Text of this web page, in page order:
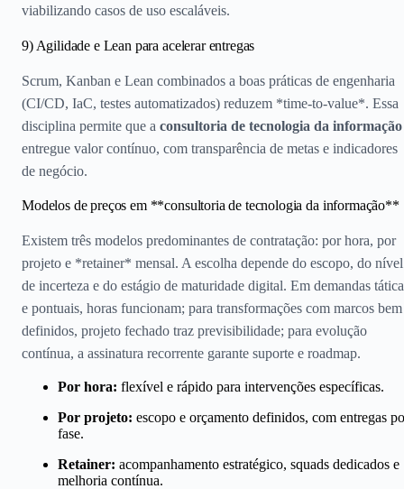
viabilizando casos de uso escaláveis.
9) Agilidade e Lean para acelerar entregas
Scrum, Kanban e Lean combinados a boas práticas de engenharia
(CI/CD, IaC, testes automatizados) reduzem *time-to-value*. Essa
disciplina permite que a consultoria de tecnologia da informação
entregue valor contínuo, com transparência de metas e indicadores
de negócio.
Modelos de preços em **consultoria de tecnologia da informação**
Existem três modelos predominantes de contratação: por hora, por
projeto e *retainer* mensal. A escolha depende do escopo, do nível
de incerteza e do estágio de maturidade digital. Em demandas
e pontuais, horas funcionam; para transformações com marcos bem
definidos, projeto fechado traz previsibilidade; para evolução
contínua, a assinatura recorrente garante suporte e roadmap.
Por hora: flexível e rápido para intervenções específicas.
Por projeto: escopo e orçamento definidos, com entregas
fase.
Retainer: acompanhamento estratégico, squads dedicados e
melhoria contínua.